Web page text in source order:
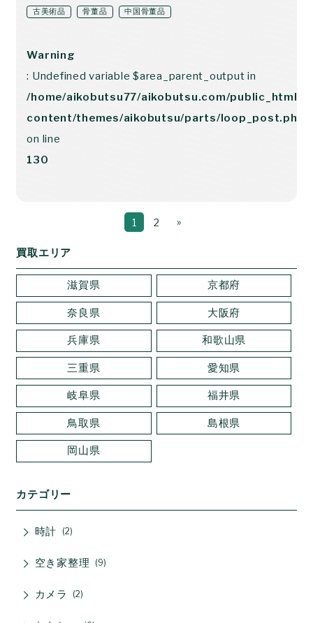
古美術品 骨董品 中国骨董品
Warning
: Undefined variable $area_parent_output in
/home/aikobutsu77/aikobutsu.com/public_html/
content/themes/aikobutsu/parts/loop_post.php
on line
130
1 2 »
買取エリア
滋賀県 京都府
奈良県 大阪府
兵庫県 和歌山県
三重県 愛知県
岐阜県 福井県
鳥取県 島根県
岡山県
カテゴリー
時計 2
空き家整理 9
カメラ 2